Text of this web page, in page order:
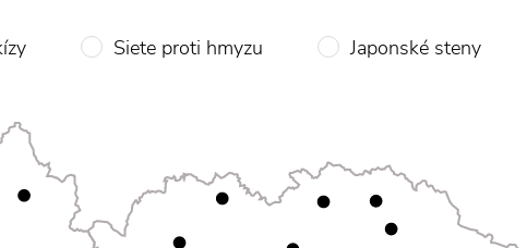
Siete proti hmyzu Japonské steny